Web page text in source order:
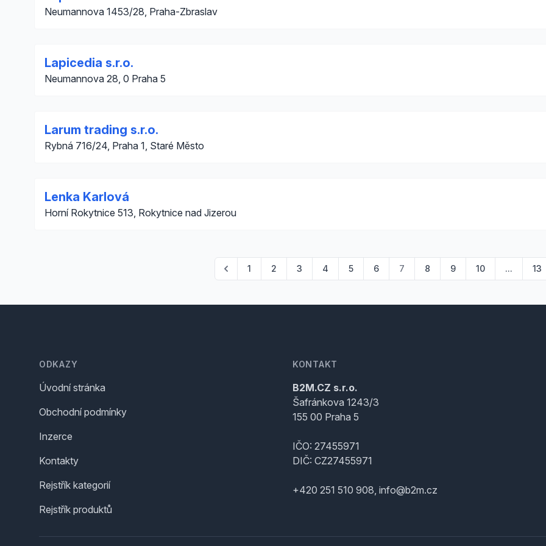
Neumannova 1453/28, Praha-Zbraslav
Lapicedia s.r.o.
Neumannova 28, 0 Praha 5
Larum trading s.r.o.
Rybná 716/24, Praha 1, Staré Město
Lenka Karlová
Horní Rokytnice 513, Rokytnice nad Jizerou
1 2 3 4 5 6 7 8 9 10 ... 13
ODKAZY
Úvodní stránka
Obchodní podmínky
Inzerce
Kontakty
Rejstřík kategorií
Rejstřík produktů
KONTAKT
B2M.CZ s.r.o.
Šafránkova 1243/3
155 00 Praha 5
IČO: 27455971
DIČ: CZ27455971
+420 251 510 908, info@b2m.cz